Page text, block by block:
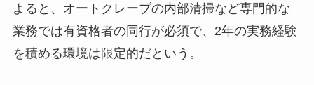
よると、オートクレーブの内部清掃など専門的な
業務では有資格者の同行が必須で、2年の実務経験
を積める環境は限定的だという。